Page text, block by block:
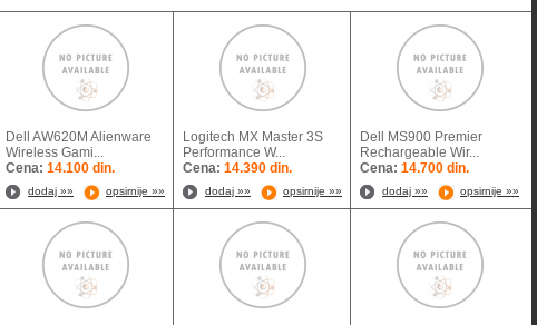
Dell AW620M Alienware
Wireless Gami...
Cena: 14.100 din.
dodaj »» opsirnije »»
Logitech MX Master 3S
Performance W...
Cena: 14.390 din.
dodaj »» opsirnije »»
Dell MS900 Premier
Rechargeable Wir...
Cena: 14.700 din.
dodaj »» opsirnije »»